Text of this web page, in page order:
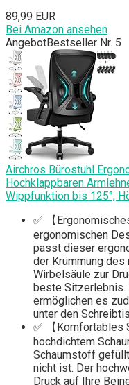
89,99 EUR
Bei Amazon ansehen
AngebotBestseller Nr. 5
Airchros Bürostuhl
Hochklappbaren
Wippfunktion bis 125°,
✅ 【
ergonomischen
passt dieser
der Krümmung
Wirbelsäule zur
beste Sitzerlebnis.
ermöglichen es
unter den
✅ 【Komfortables
hochdichtem
Schaumstoff
nicht ist. Der
Druck auf Ihre